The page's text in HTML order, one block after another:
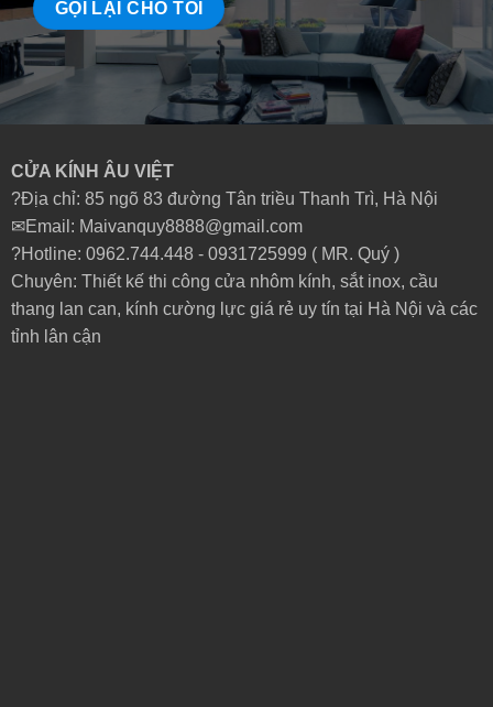
CỬA KÍNH ÂU VIỆT
?Địa chỉ: 85 ngõ 83 đường Tân triều Thanh Trì, Hà Nội
✉Email: Maivanquy8888@gmail.com
?Hotline: 0962.744.448 - 0931725999 ( MR. Quý )
Chuyên: Thiết kế thi công cửa nhôm kính, sắt inox, cầu
thang lan can, kính cường lực giá rẻ uy tín tại Hà Nội và các
tỉnh lân cận